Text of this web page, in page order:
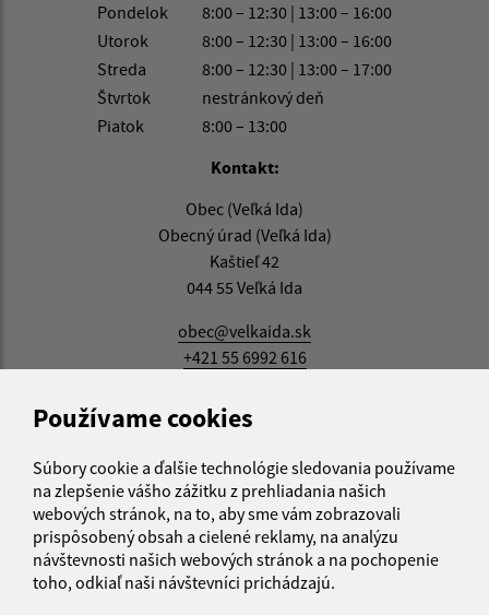
Používame cookies
Súbory cookie a ďalšie technológie sledovania používame
na zlepšenie vášho zážitku z prehliadania našich
webových stránok, na to, aby sme vám zobrazovali
prispôsobený obsah a cielené reklamy, na analýzu
návštevnosti našich webových stránok a na pochopenie
toho, odkiaľ naši návštevníci prichádzajú.
Pondelok
8:00 – 12:30 | 13:00 – 16:00
Utorok
8:00 – 12:30 | 13:00 – 16:00
Streda
8:00 – 12:30 | 13:00 – 17:00
Štvrtok
nestránkový deň
Piatok
8:00 – 13:00
Kontakt:
Obec (Veľká Ida)
Obecný úrad (Veľká Ida)
Kaštieľ 42
044 55 Veľká Ida
obec@velkaida.sk
+421 55 6992 616